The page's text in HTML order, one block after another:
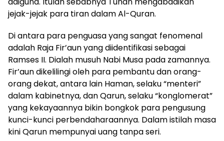
jejak-jejak para tiran dalam Al-Quran.
Di antara para penguasa yang sangat fenomenal
adalah Raja Fir’aun yang diidentifikasi sebagai
Ramses II. Dialah musuh Nabi Musa pada zamannya.
Fir’aun dikelilingi oleh para pembantu dan orang-
orang dekat, antara lain Haman, selaku “menteri”
dalam kabinetnya, dan Qarun, selaku “konglomerat”
yang kekayaannya bikin bongkok para pengusung
kunci-kunci perbendaharaannya. Dalam istilah masa
kini Qarun mempunyai uang tanpa seri.